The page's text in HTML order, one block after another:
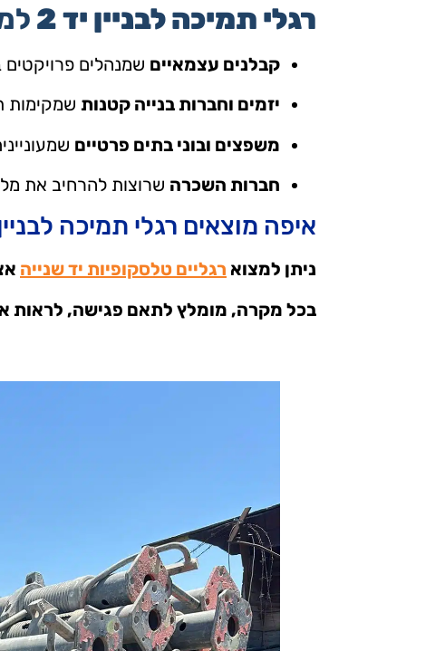
רגלי תמיכה לבניין יד 2
קבלנים עצמאיים שמנהלים פרויקטים
יזמים וחברות בנייה קטנות שמקימות
משפצים ובוני בתים פרטיים
חברות השכרה שרוצות להרחיב את
איפה מוצאים רגלי תמיכה לבניין
ניתן למצוא רגליים טלסקופיות יד שנייה
בכל מקרה, מומלץ לתאם פגישה, לראות